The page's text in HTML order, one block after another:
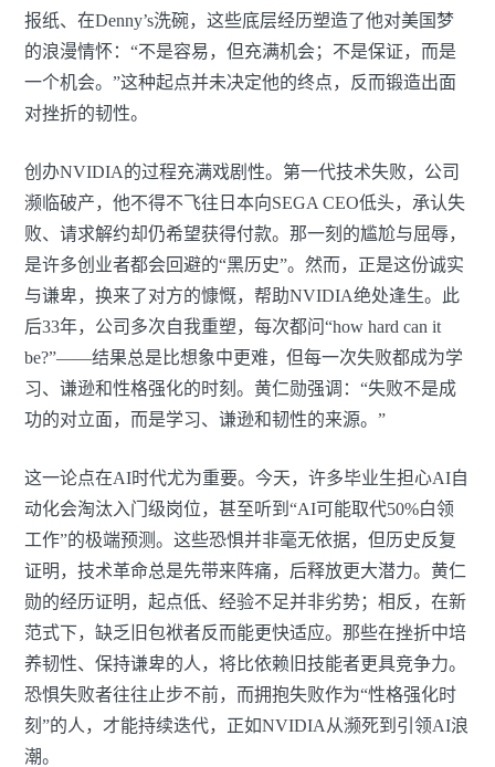
报纸、在Denny’s洗碗，这些底层经历塑造了他对美国梦
的浪漫情怀：“不是容易，但充满机会；不是保证，而是
一个机会。”这种起点并未决定他的终点，反而锻造出面
对挫折的韧性。
创办NVIDIA的过程充满戏剧性。第一代技术失败，公司
濒临破产，他不得不飞往日本向SEGA CEO低头，承认失
败、请求解约却仍希望获得付款。那一刻的尴尬与屈辱，
是许多创业者都会回避的“黑历史”。然而，正是这份诚实
与谦卑，换来了对方的慷慨，帮助NVIDIA绝处逢生。此
后33年，公司多次自我重塑，每次都问“how hard can it
be?”——结果总是比想象中更难，但每一次失败都成为学
习、谦逊和性格强化的时刻。黄仁勋强调：“失败不是成
功的对立面，而是学习、谦逊和韧性的来源。”
这一论点在AI时代尤为重要。今天，许多毕业生担心AI自
动化会淘汰入门级岗位，甚至听到“AI可能取代50%白领
工作”的极端预测。这些恐惧并非毫无依据，但历史反复
证明，技术革命总是先带来阵痛，后释放更大潜力。黄仁
勋的经历证明，起点低、经验不足并非劣势；相反，在新
范式下，缺乏旧包袱者反而能更快适应。那些在挫折中培
养韧性、保持谦卑的人，将比依赖旧技能者更具竞争力。
恐惧失败者往往止步不前，而拥抱失败作为“性格强化时
刻”的人，才能持续迭代，正如NVIDIA从濒死到引领AI浪
潮。